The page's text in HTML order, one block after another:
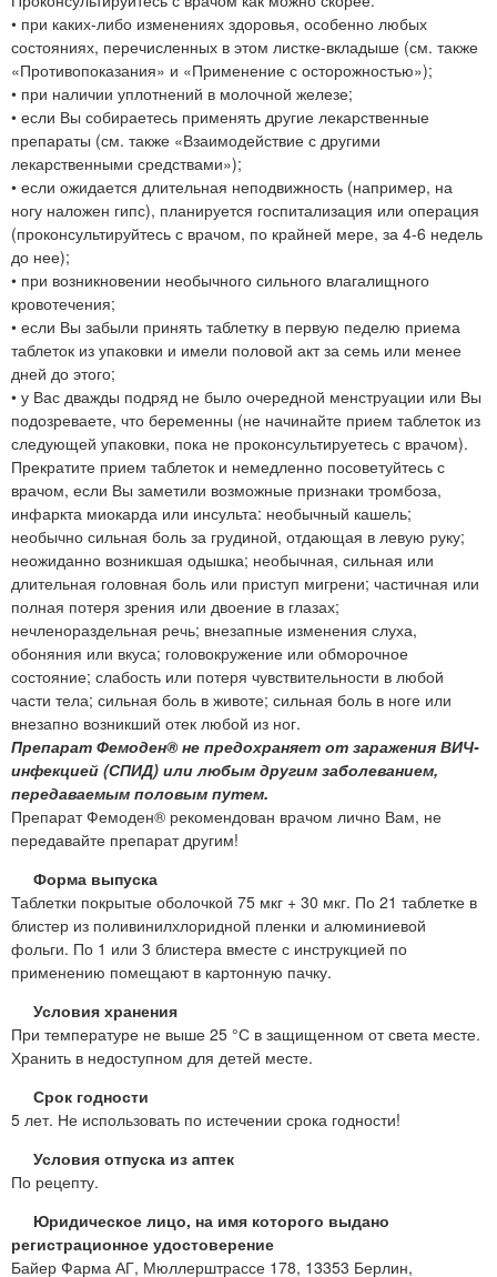
• при каких-либо изменениях здоровья, особенно любых
состояниях, перечисленных в этом листке-вкладыше (см. также
«Противопоказания» и «Применение с осторожностью»);
• при наличии уплотнений в молочной железе;
• если Вы собираетесь применять другие лекарственные
препараты (см. также «Взаимодействие с другими
лекарственными средствами»);
• если ожидается длительная неподвижность (например, на
ногу наложен гипс), планируется госпитализация или операция
(проконсультируйтесь с врачом, по крайней мере, за 4-6 недель
до нее);
• при возникновении необычного сильного влагалищного
кровотечения;
• если Вы забыли принять таблетку в первую педелю приема
таблеток из упаковки и имели половой акт за семь или менее
дней до этого;
• у Вас дважды подряд не было очередной менструации или Вы
подозреваете, что беременны (не начинайте прием таблеток из
следующей упаковки, пока не проконсультируетесь с врачом).
Прекратите прием таблеток и немедленно посоветуйтесь с
врачом, если Вы заметили возможные признаки тромбоза,
инфаркта миокарда или инсульта: необычный кашель;
необычно сильная боль за грудиной, отдающая в левую руку;
неожиданно возникшая одышка; необычная, сильная или
длительная головная боль или приступ мигрени; частичная или
полная потеря зрения или двоение в глазах;
нечленораздельная речь; внезапные изменения слуха,
обоняния или вкуса; головокружение или обморочное
состояние; слабость или потеря чувствительности в любой
части тела; сильная боль в животе; сильная боль в ноге или
внезапно возникший отек любой из ног.
Препарат Фемоден® не предохраняет от заражения ВИЧ-
инфекцией (СПИД) или любым другим заболеванием,
передаваемым половым путем.
Препарат Фемоден® рекомендован врачом лично Вам, не
передавайте препарат другим!
Форма выпуска
Таблетки покрытые оболочкой 75 мкг + 30 мкг. По 21 таблетке в
блистер из поливинилхлоридной пленки и алюминиевой
фольги. По 1 или 3 блистера вместе с инструкцией по
применению помещают в картонную пачку.
Условия хранения
При температуре не выше 25 °С в защищенном от света месте.
Хранить в недоступном для детей месте.
Срок годности
5 лет. Не использовать по истечении срока годности!
Условия отпуска из аптек
По рецепту.
Юридическое лицо, на имя которого выдано
регистрационное удостоверение
Байер Фарма АГ, Мюллерштрассе 178, 13353 Берлин,